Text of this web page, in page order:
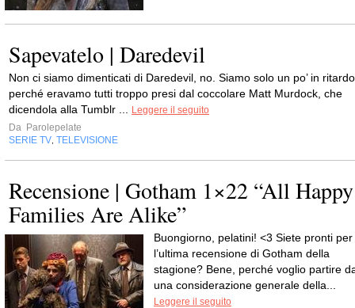
Sapevatelo | Daredevil
Non ci siamo dimenticati di Daredevil, no. Siamo solo un po’ in ritardo
perché eravamo tutti troppo presi dal coccolare Matt Murdock, che
dicendola alla Tumblr ...
Leggere il seguito
Da Parolepelate
SERIE TV TELEVISIONE
Recensione | Gotham 1×22 “All Happy
Families Are Alike”
Buongiorno, pelatini! <3 Siete pronti per
l’ultima recensione di Gotham della
stagione? Bene, perché voglio partire
una considerazione generale della...
Leggere il seguito